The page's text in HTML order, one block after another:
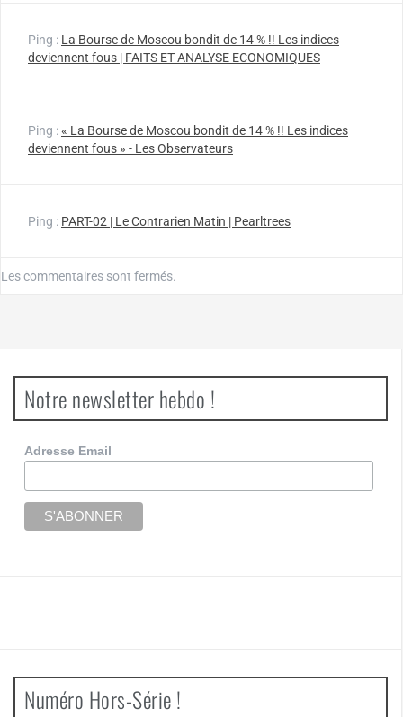
Ping : La Bourse de Moscou bondit de 14 % !! Les indices
deviennent fous | FAITS ET ANALYSE ECONOMIQUES
Ping :« La Bourse de Moscou bondit de 14 % !! Les indices
deviennent fous » - Les Observateurs
Ping : PART-02 | Le Contrarien Matin | Pearltrees
Les commentaires sont fermés.
Notre newsletter hebdo !
Adresse Email
Numéro Hors-Série !